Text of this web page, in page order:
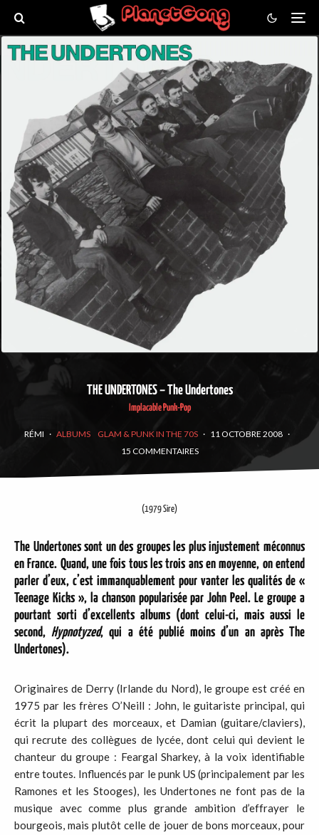
THE UNDERTONES – The Undertones
Implacable Punk-Pop
RÉMI · ALBUMS GLAM & PUNK IN THE 70S · 11 OCTOBRE 2008 ·
15 COMMENTAIRES
(1979 Sire)
The Undertones sont un des groupes les plus injustement méconnus
en France. Quand, une fois tous les trois ans en moyenne, on entend
parler d’eux, c’est immanquablement pour vanter les qualités de «
Teenage Kicks », la chanson popularisée par John Peel. Le groupe a
pourtant sorti d’excellents albums (dont celui-ci, mais aussi le
second,Hypnotyzed, qui a été publié moins d’un an après The
Undertones).
Originaires de Derry (Irlande du Nord), le groupe est créé en
1975 par les frères O’Neill : John, le guitariste principal, qui
écrit la plupart des morceaux, et Damian (guitare/claviers),
qui recrute des collègues de lycée, dont celui qui devient le
chanteur du groupe : Feargal Sharkey, à la voix identifiable
entre toutes. Influencés par le punk US (principalement par les
Ramones et les Stooges), les Undertones ne font pas de la
musique avec comme plus grande ambition d’effrayer le
bourgeois, mais plutôt celle de jouer de bons morceaux, pour